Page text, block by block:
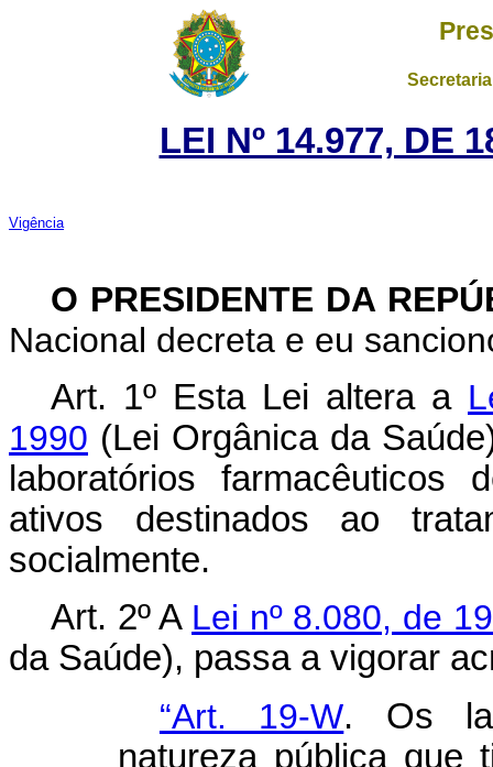
LEI Nº 14.977, DE
Vigência
O PRESIDENTE DA
Nacional decreta e eu
Art. 1º Esta Lei altera a
1990 (Lei Orgânica da
laboratórios
ativos destinados ao
socialmente.
Art. 2º A Lei nº 8.080, de
da Saúde), passa a vigorar
“Art. 19-W. Os
natureza pública que